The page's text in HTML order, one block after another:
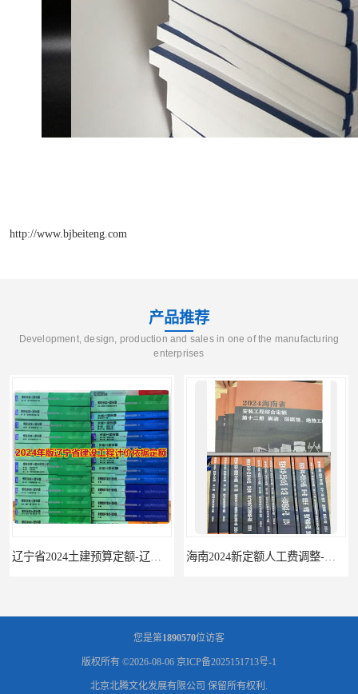
http://www.bjbeiteng.com
产品推荐
Development, design, production and sales in one of the manufacturing
enterprises
辽宁省2024土建预算定额-辽宁安装预算定额-辽宁通风空调安装定额 海南2024新定额人工费调整-海南2024版安装定额-海南2024房屋建筑定额-海南定额
您是第1890570位访客
版权所有 ©2026-08-06 京ICP备2025151713号-1
北京北腾文化发展有限公司 保留所有权利.